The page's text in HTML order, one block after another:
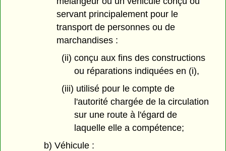
servant principalement pour le
transport de personnes ou de
marchandises :
(ii) conçu aux fins des constructions
ou réparations indiquées en (i),
(iii) utilisé pour le compte de
l'autorité chargée de la circulation
sur une route à l'égard de
laquelle elle a compétence;
b) Véhicule :